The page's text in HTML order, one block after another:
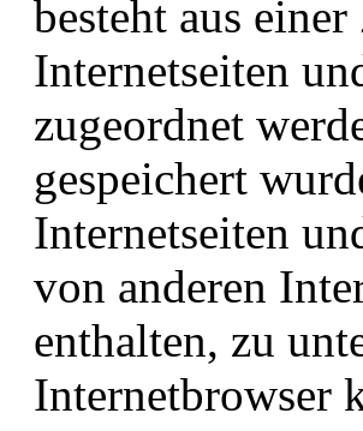
besteht aus
Internetseiten
zugeordnet
gespeichert
Internetseiten
von anderen
enthalten, zu
Internetbrowser